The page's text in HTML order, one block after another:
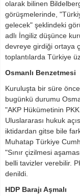
olarak bilinen
görüşmelerinde,
gelecek" şeklindeki
adlı İngiliz düşünce
devreye girdiği ortaya
toplantılarda Türkiye
Osmanlı Benzetmesi
Kuruluşta bir süre
bugünkü durumu
"AKP Hükümetinin
Uluslararası hukuk
iktidardan gitse bile
Muhatap Türkiye
"Sınır çizilmesi
belli tavizler verebilir.
denildi.
HDP Barajı Aşmalı